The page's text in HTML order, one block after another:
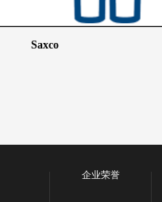
Saxco
企业荣誉